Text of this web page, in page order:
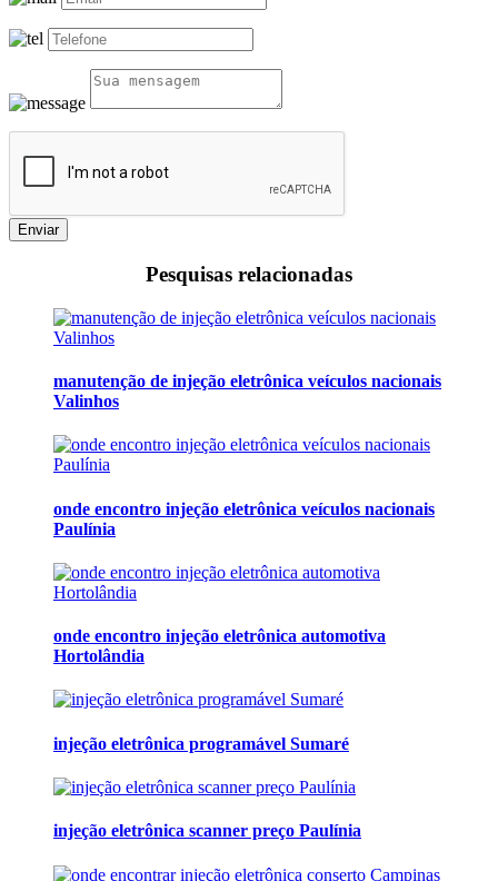
Enviar
Pesquisas relacionadas
manutenção de injeção eletrônica veículos nacionais
Valinhos
onde encontro injeção eletrônica veículos nacionais
Paulínia
onde encontro injeção eletrônica automotiva
Hortolândia
injeção eletrônica programável Sumaré
injeção eletrônica scanner preço Paulínia